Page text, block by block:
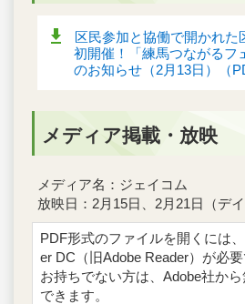
区民参加と協働で開かれた
初開催！「練馬つながるフ
のお知らせ（2月13日）（
メディア掲載・放映
メディア名：ジェイコム
放映日：2月15日、2月21日（デ
PDF形式のファイルを開くには
er DC（旧Adobe Reader）が必要
お持ちでない方は、Adobe社か
できます。